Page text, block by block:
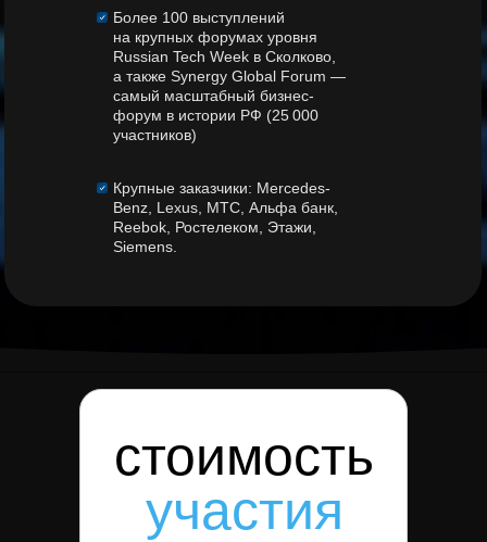
Более 100 выступлений
на крупных форумах уровня
Russian Tech Week в Сколково,
а также Synergy Global Forum —
самый масштабный бизнес-
форум в истории РФ (25 000
участников)
Крупные заказчики: Mercedes-
Benz, Lexus, МТС, Альфа банк,
Reebok, Ростелеком, Этажи,
Siemens.
ПРАКТИКА
ПРОДАЖИ»
Предобучение до старта
курса
стоимость
участия